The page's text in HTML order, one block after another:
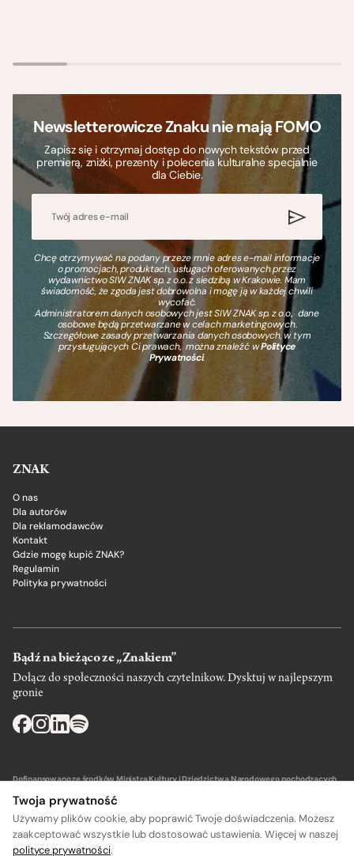
Newsletterowicze Znaku nie mają FOMO
Zapisz się i otrzymaj dostęp do nowych tekstów przed
premierą, zniżki, prezenty i polecenia kulturalne specjalnie
dla Ciebie.
Chcę otrzymywać na podany przeze mnie adres e-mail informacje
o promocjach, produktach, usługach oferowanych przez
wydawnictwo SIW ZNAK sp. z o.o. z siedzibą w Krakowie. Mam
świadomość, że zgoda jest dobrowolna i mogę ją w każdej chwili
wycofać.
Administratorem danych osobowych jest SIW ZNAK sp. z o.o., dane
osobowe będą przetwarzane w celach marketingowych.
Szczegółowe zasady przetwarzania danych osobowych, w tym
przysługujących Ci prawach, można znaleźć wPolityce
Prywatności.
ZNAK
O nas
Dla autorów
Dla reklamodawców
Kontakt
Gdzie mogę kupić ZNAK?
Regulamin
Polityka prywatności
Bądź na bieżąco ze „Znakiem”
Dołącz do społeczności naszych czytelnikow. Dysktuj w najlepszym
gronie
Dofinansowano ze środków Ministra Kultury i Dziedzictwa Narodowego pochodzących
Twoja prywatność
Używamy plików cookie, aby poprawić Twoje doświadczenia. Możesz
zaakceptować wszystkie lub dostosować ustawienia. Więcej w naszej
polityce prywatności.